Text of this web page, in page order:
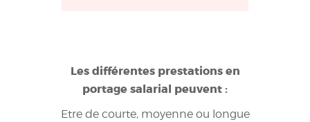
Les différentes prestations en
portage salarial peuvent :
Etre de courte, moyenne ou longue